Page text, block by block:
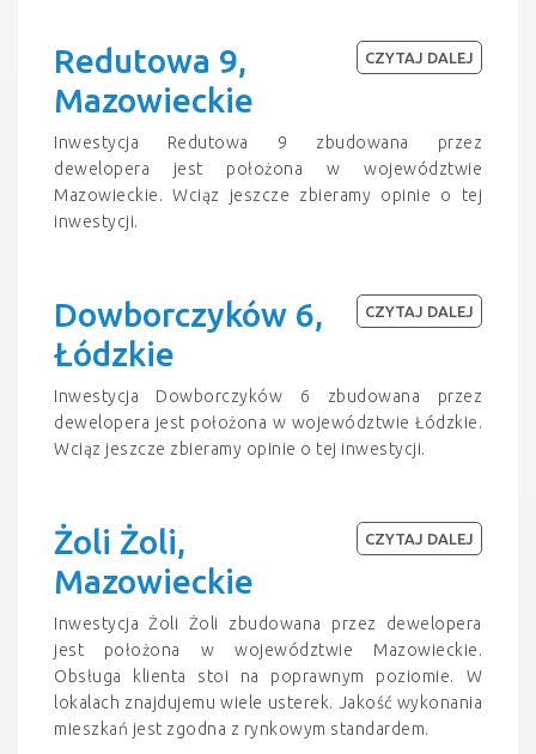
Redutowa 9,
Mazowieckie
Inwestycja Redutowa 9 zbudowana przez
dewelopera jest położona w województwie
Mazowieckie. Wciąz jeszcze zbieramy opinie o tej
inwestycji.
CZYTAJ DALEJ
Dowborczyków 6,
Łódzkie
Inwestycja Dowborczyków 6 zbudowana przez
dewelopera jest położona w województwie Łódzkie.
Wciąz jeszcze zbieramy opinie o tej inwestycji.
CZYTAJ DALEJ
Żoli Żoli,
Mazowieckie
Inwestycja Żoli Żoli zbudowana przez dewelopera
jest położona w województwie Mazowieckie.
Obsługa klienta stoi na poprawnym poziomie. W
lokalach znajdujemu wiele usterek. Jakość wykonania
mieszkań jest zgodna z rynkowym standardem.
CZYTAJ DALEJ